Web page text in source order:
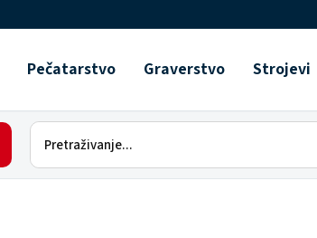
Pečatarstvo Graverstvo Strojevi